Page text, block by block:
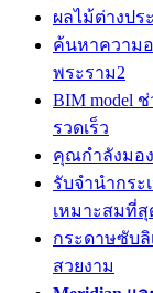
ผลไม้ต่างป
ค้นหาความ
พระราม2
BIM model
รวดเร็ว
คุณกำลังมอ
รับจำนำกระ
เหมาะสมที่สุ
กระดาษซับ
สวยงาม